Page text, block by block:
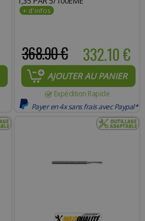
332.10 €
368.90 €
AJOUTER AU PANIER
Expédition Rapide
Payer en 4x sans frais avec Paypal*